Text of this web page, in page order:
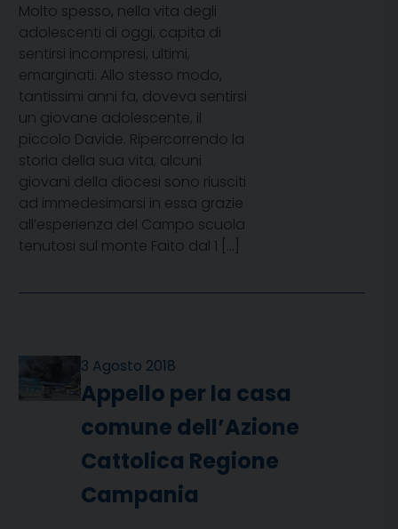
Molto spesso, nella vita degli
adolescenti di oggi, capita di
sentirsi incompresi, ultimi,
emarginati. Allo stesso modo,
tantissimi anni fa, doveva sentirsi
un giovane adolescente, il
piccolo Davide. Ripercorrendo la
storia della sua vita, alcuni
giovani della diocesi sono riusciti
ad immedesimarsi in essa grazie
all’esperienza del Campo scuola
tenutosi sul monte Faito dal 1 […]
3 Agosto 2018
Appello per la casa
comune dell’Azione
Cattolica Regione
Campania